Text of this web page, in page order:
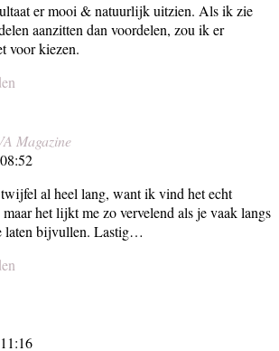
er mooi & natuurlijk uitzien. Als ik zie
aanzitten dan voordelen, zou ik er
voor kiezen.
Magazine
al heel lang, want ik vind het echt
het lijkt me zo vervelend als je vaak langs
laten bijvullen. Lastig…